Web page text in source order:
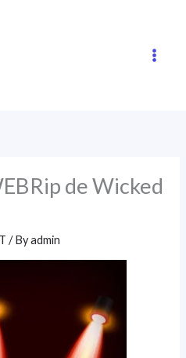
de Wicked
/ Byadmin